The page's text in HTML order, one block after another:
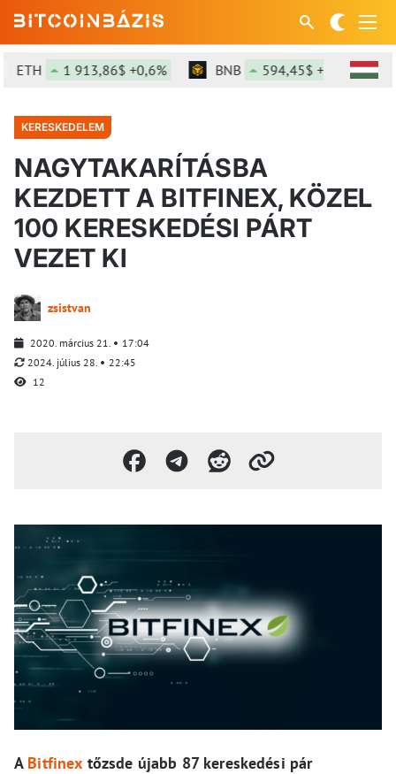
ETH 1 913,86$ +0,6% BNB 594,45$ +1,36%
KERESKEDELEM
NAGYTAKARÍTÁSBA
KEZDETT A BITFINEX, KÖZEL
100 KERESKEDÉSI PÁRT
VEZET KI
zsistvan
2020. március 21.
17:04
2024. július 28.
22:45
12
A Bitfinex tőzsde újabb 87 kereskedési pár